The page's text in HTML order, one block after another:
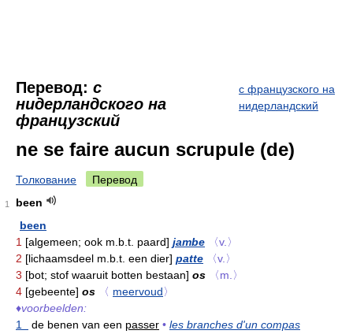
Перевод: с
нидерландского на
французский
с французского на
нидерландский
ne se faire aucun scrupule (de)
Толкование Перевод
1
been
been
1 [algemeen; ook m.b.t. paard] jambe
〈v.〉
2 [lichaamsdeel m.b.t. een dier] patte
〈v.〉
3 [bot; stof waaruit botten bestaan] os
〈m.〉
4 [gebeente] os 〈 meervoud〉
♦voorbeelden:
1
de benen van een passer • les branches d'un compas